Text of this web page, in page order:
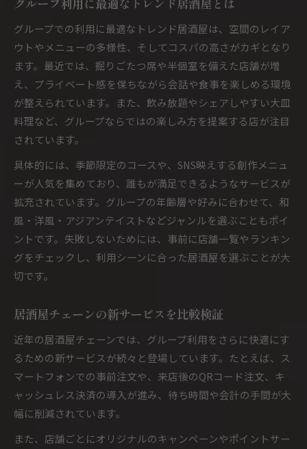
グループでの利用に最適なトレンド居酒屋は、空間のレイア
ウトやメニューの多様性、そしてコスパの高さがカギとなり
ます。最近では、掘りごたつ席や半個室を備えた店舗が増
え、プライベート感を保ちながら会話や食事を楽しめる環境
が整えられています。また、飲み放題やシェアしやすい大皿
料理など、グループならではの楽しみ方を提案する店が注目
されています。
具体的には、季節限定のコースや、SNS映えする創作メニュ
ーが人気を集めており、誰もが満足できるようなサービスが
拡充されています。グループの年齢層や好みに合わせて、和
風・洋風・アジアンテイストなどジャンルを選ぶこともポイ
ントです。失敗しないためには、事前に店舗一覧やランキン
グをチェックし、利用シーンに合った居酒屋を選ぶことが大
切です。
居酒屋チェーンの新サービスを比較検証
近年の居酒屋チェーンでは、グループ利用をさらに快適にす
るための新サービスが続々と登場しています。たとえば、ス
マートフォンでの事前注文や、来店後のQRコード注文、キ
ャッシュレス決済の導入が進み、待ち時間や会計の手間が大
幅に削減されています。
また、店舗ごとにオリジナルのキャンペーンやポイントサー